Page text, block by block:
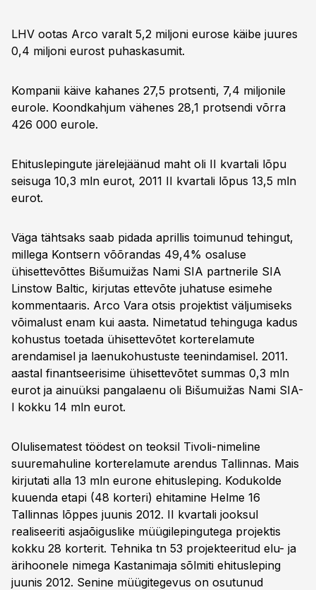
LHV ootas Arco varalt 5,2 miljoni eurose käibe juures
0,4 miljoni eurost puhaskasumit.
Kompanii käive kahanes 27,5 protsenti, 7,4 miljonile
eurole. Koondkahjum vähenes 28,1 protsendi võrra
426 000 eurole.
Ehituslepingute järelejäänud maht oli II kvartali lõpu
seisuga 10,3 mln eurot, 2011 II kvartali lõpus 13,5 mln
eurot.
Väga tähtsaks saab pidada aprillis toimunud tehingut,
millega Kontsern võõrandas 49,4% osaluse
ühisettevõttes Bišumuižas Nami SIA partnerile SIA
Linstow Baltic, kirjutas ettevõte juhatuse esimehe
kommentaaris. Arco Vara otsis projektist väljumiseks
võimalust enam kui aasta. Nimetatud tehinguga kadus
kohustus toetada ühisettevõtet korterelamute
arendamisel ja laenukohustuste teenindamisel. 2011.
aastal finantseerisime ühisettevõtet summas 0,3 mln
eurot ja ainuüksi pangalaenu oli Bišumuižas Nami SIA-
l kokku 14 mln eurot.
Olulisematest töödest on teoksil Tivoli-nimeline
suuremahuline korterelamute arendus Tallinnas. Mais
kirjutati alla 13 mln eurone ehitusleping. Kodukolde
kuuenda etapi (48 korteri) ehitamine Helme 16
Tallinnas lõppes juunis 2012. II kvartali jooksul
realiseeriti asjaõiguslike müügilepingutega projektis
kokku 28 korterit. Tehnika tn 53 projekteeritud elu- ja
ärihoonele nimega Kastanimaja sõlmiti ehitusleping
juunis 2012. Senine müügitegevus on osutunud